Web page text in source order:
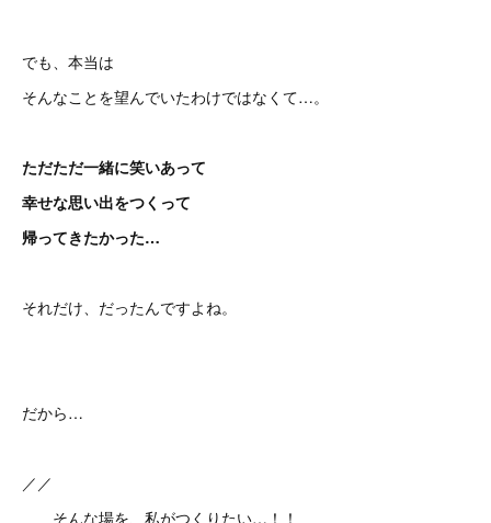
でも、本当は
そんなことを望んでいたわけではなくて…。
ただただ一緒に笑いあって
幸せな思い出をつくって
帰ってきたかった…
それだけ、だったんですよね。
だから…
／／
そんな場を、私がつくりたい…！！